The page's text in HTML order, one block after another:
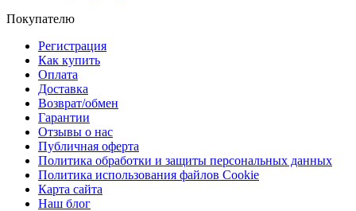
Покупателю
Регистрация
Как купить
Оплата
Доставка
Возврат/обмен
Гарантии
Отзывы о нас
Публичная оферта
Политика обработки и защиты персональных данных
Политика использования файлов Cookie
Карта сайта
Наш блог